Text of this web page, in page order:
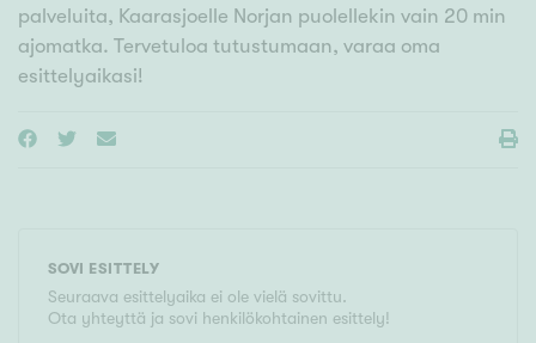
palveluita, Kaarasjoelle Norjan puolellekin vain 20 min
ajomatka. Tervetuloa tutustumaan, varaa oma
esittelyaikasi!
SOVI ESITTELY
Seuraava esittelyaika ei ole vielä sovittu.
Ota yhteyttä ja sovi henkilökohtainen esittely!